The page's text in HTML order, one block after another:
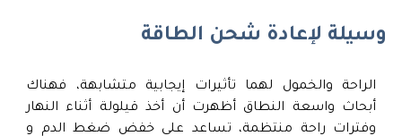
وسيلة لإعادة شحن الطاقة
الراحة والخمول لهما تأثيرات إيجابية متشابهة، فهناك
أبحاث واسعة النطاق أظهرت أن أخذ قيلولة أثناء النهار
وفترات راحة منتظمة، تساعد على خفض ضغط الدم و